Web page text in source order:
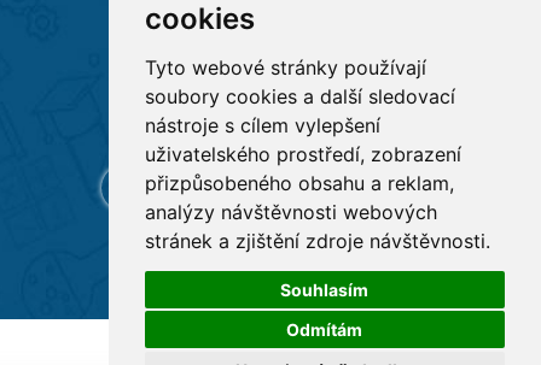
cookies
Tyto webové stránky používají
soubory cookies a další sledovací
nástroje s cílem vylepšení
uživatelského prostředí, zobrazení
přizpůsobeného obsahu a reklam,
analýzy návštěvnosti webových
stránek a zjištění zdroje návštěvnosti.
Souhlasím
Odmítám
tel:596 244 880
RYCHLÉ ODKAZY
Všechna práva vyhrazena Základní škola Pěší 1